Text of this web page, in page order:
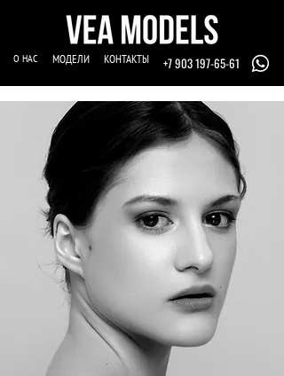
О НАС МОДЕЛИ КОНТАКТЫ +7 903 197-65-61